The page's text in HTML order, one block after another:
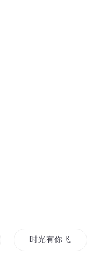
时光有你飞逝无悔